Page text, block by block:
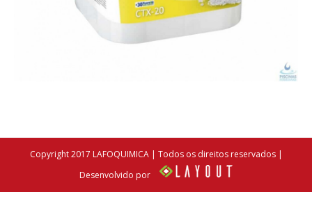
Copyright 2017 LAFOQUIMICA | Todos os direitos reservados |
Desenvolvido por